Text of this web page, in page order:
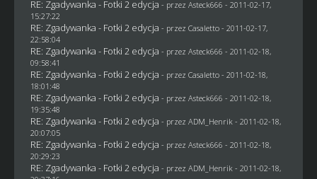
RE: Zgadywanka - Fotki 2 edycja - przez Asteck666 - 2011-02-17,
15:27:22
RE: Zgadywanka - Fotki 2 edycja - przez Casaletto- 2011-02-17,
22:58:04
RE: Zgadywanka - Fotki 2 edycja - przez Asteck666 - 2011-02-18,
09:58:41
RE: Zgadywanka - Fotki 2 edycja - przez Casaletto- 2011-02-18,
18:01:48
RE: Zgadywanka - Fotki 2 edycja - przez Asteck666 - 2011-02-18,
19:35:48
RE: Zgadywanka - Fotki 2 edycja - przez ADM_Henrik - 2011-02-18,
20:07:05
RE: Zgadywanka - Fotki 2 edycja - przez Asteck666 - 2011-02-18,
20:29:23
RE: Zgadywanka - Fotki 2 edycja - przez ADM_Henrik - 2011-02-18,